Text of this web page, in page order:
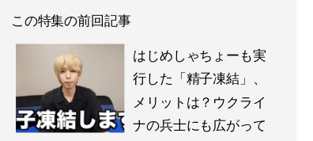
この特集の前回記事
はじめしゃちょーも実
行した「精子凍結」、
メリットは？ウクライ
ナの兵士にも広がって